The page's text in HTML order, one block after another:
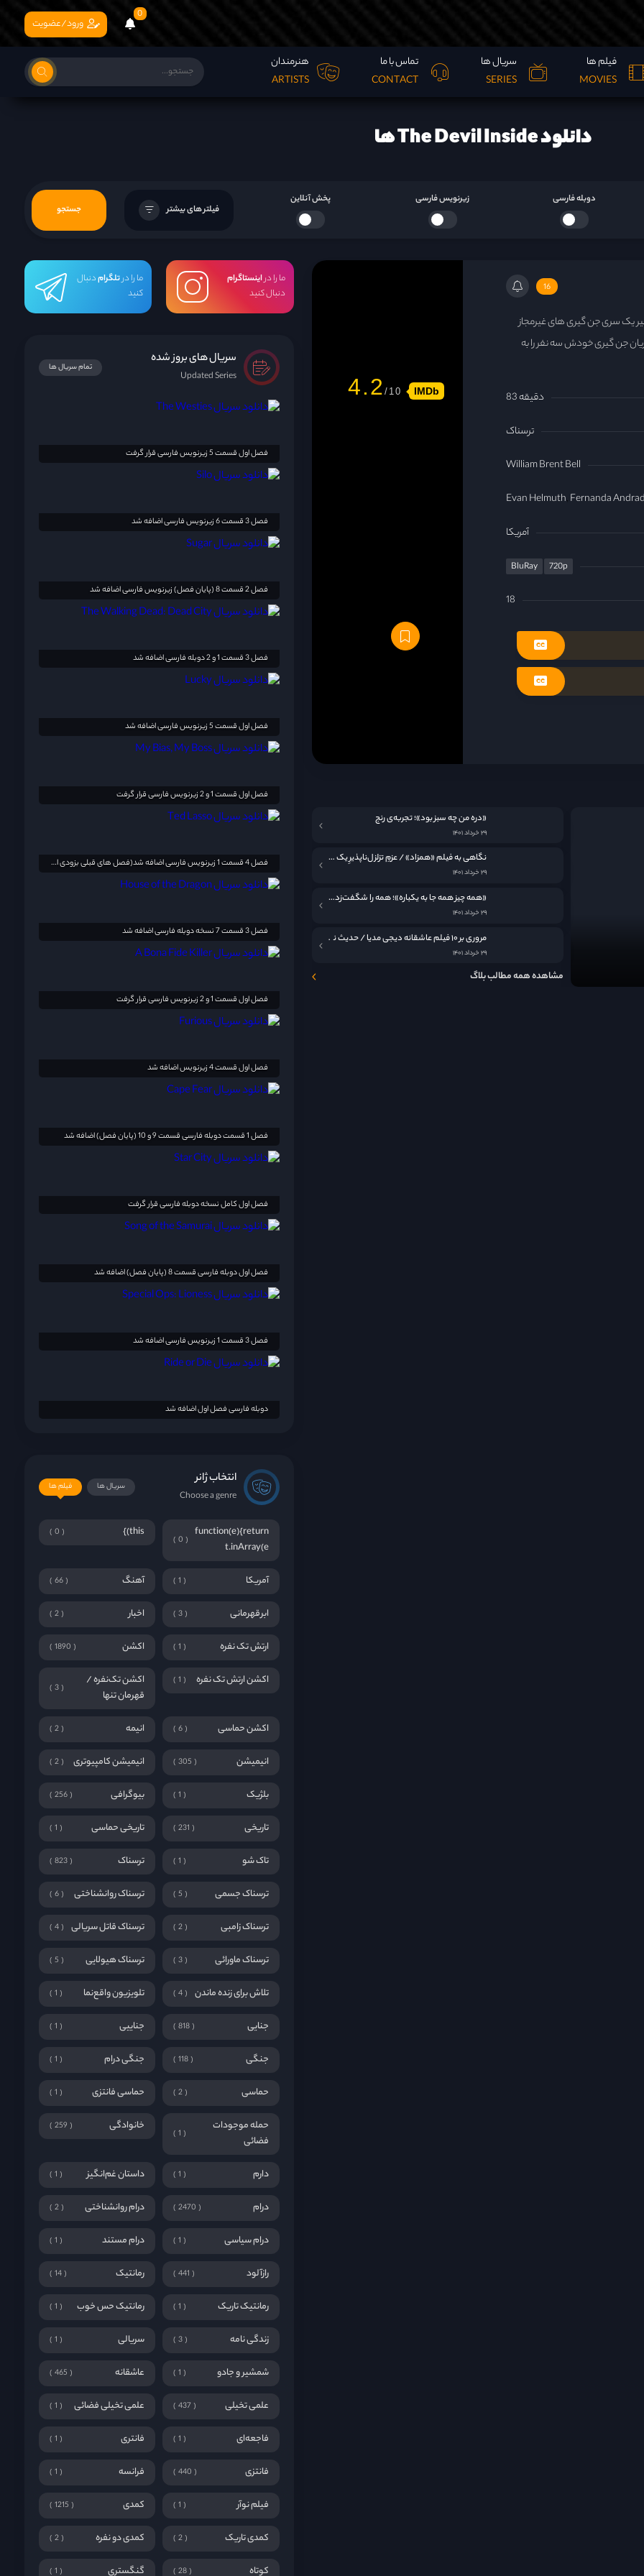
0
فیلم ها
MOVIES
سریال ها
SERIES
تماس با ما
CONTACT
هنرمندان
ARTISTS
ورود/عضویت
دانلود The Devil Inside ها
دوبله فارسی زیرنویس فارسی پخش آنلاین
فیلتر های بیشتر جستجو
16
یک سری جن گیری های غیرمجاز
جن گیری خودش سه نفر را به
83 دقیقه
ترسناک
William Brent Bell
Evan Helmuth Fernanda
آمریکا
BluRay 720p
18
4.2 IMDb
«دره من چه سبز بود»؛ تجربه‌ی رنج
۲۹ خرداد ۱۴۰۱
نگاهی به فيلم «همزاد» / عزمِ تزلزل‌ناپذیرِ یک مادر
۲۹ خرداد ۱۴۰۱
«همه چیز همه جا به یکباره»؛ همه را شگفت‌زده کرد!
۲۹ خرداد ۱۴۰۱
مروری بر ۱۰ فیلم عاشقانه دیجی مدیا / حدیث نامکرر عشق در قاب سینما
۲۹ خرداد ۱۴۰۱
مشاهده همه مطالب بلاگ
ما را دراینستاگرام
دنبال کنید
ما را درتلگرامدنبال
کنید
سریال های بروز شده
Updated Series
تمام سریال ها
فصل اول قسمت 5 زیرنویس فارسی قرار گرفت
فصل 3 قسمت 6 زیرنویس فارسی اضافه شد
فصل 2 قسمت 8 (پایان فصل) زیرنویس فارسی اضافه شد
فصل 3 قسمت 1 و 2 دوبله فارسی اضافه شد
فصل اول قسمت 5 زیرنویس فارسی اضافه شد
فصل اول قسمت 1 و 2 زیرنویس فارسی قرار گرفت
فصل 4 قسمت 1 زیرنویس فارسی اضافه شد(فصل های قبلی بزودی اضافه خواهد شد)
فصل 3 قسمت 7 نسخه دوبله فارسی اضافه شد
فصل اول قسمت 1 و 2 زیرنویس فارسی قرار گرفت
فصل اول قسمت 4 زیرنویس اضافه شد
فصل 1 قسمت دوبله فارسی قسمت 9 و 10 (پایان فصل) اضافه شد
فصل اول کامل نسخه دوبله فارسی قرار گرفت
فصل اول دوبله فارسی قسمت 8 (پایان فصل) اضافه شد
فصل 3 قسمت 1 زیرنویس فارسی اضافه شد
دوبله فارسی فصل اول اضافه شد
انتخاب ژانر
Choose a genre
فیلم ها سریال ها
function(e){return
t.inArray(e
0
this)}
0
آمریکا 1 آهنگ 66
ابرقهرمانی 3 اخبار 2
ارتش تک نفره 1 اکشن 1890
اکشن ارتش تک نفره 1
اکشن تک‌نفره /
قهرمان تنها
3
اکشن حماسی 6 انیمه 2
انیمیشن 305 انیمیشن کامپیوتری 2
بلژیک 1 بیوگرافی 256
تاریخی 231 تاریخی حماسی 1
تاک شو 1 ترسناک 823
ترسناک جسمی 5 ترسناک روانشناختی 6
ترسناک زامبی 2 ترسناک قاتل سریالی 4
ترسناک ماورائی 3 ترسناک هیولایی 5
تلاش برای زنده ماندن 4 تلویزیون واقع‌نما 1
جنایی 818 جناییی 1
جنگی 118 جنگی درام 1
حماسی 2 حماسی فانتزی 1
حمله موجودات
فضائی
1
خانوادگی 259
دارم 1 داستان غم‌انگیز 1
درام 2470 درام روانشناختی 2
درام سیاسی 1 درام مستند 1
رازآلود 441 رمانتیک 14
رمانتیک تاریک 1 رمانتیک حس خوب 1
زندگی نامه 3 سریالی 1
شمشیر و جادو 1 عاشقانه 465
علمی تخیلی 437 علمی تخیلی فضائی 1
فاجعه‌ای 1 فانتری 1
فانتزی 440 فرانسه 1
فیلم نوآر 1 کمدی 1215
کمدی تاریک 2 کمدی دو نفره 2
کوتاه 28 گنگستری 1